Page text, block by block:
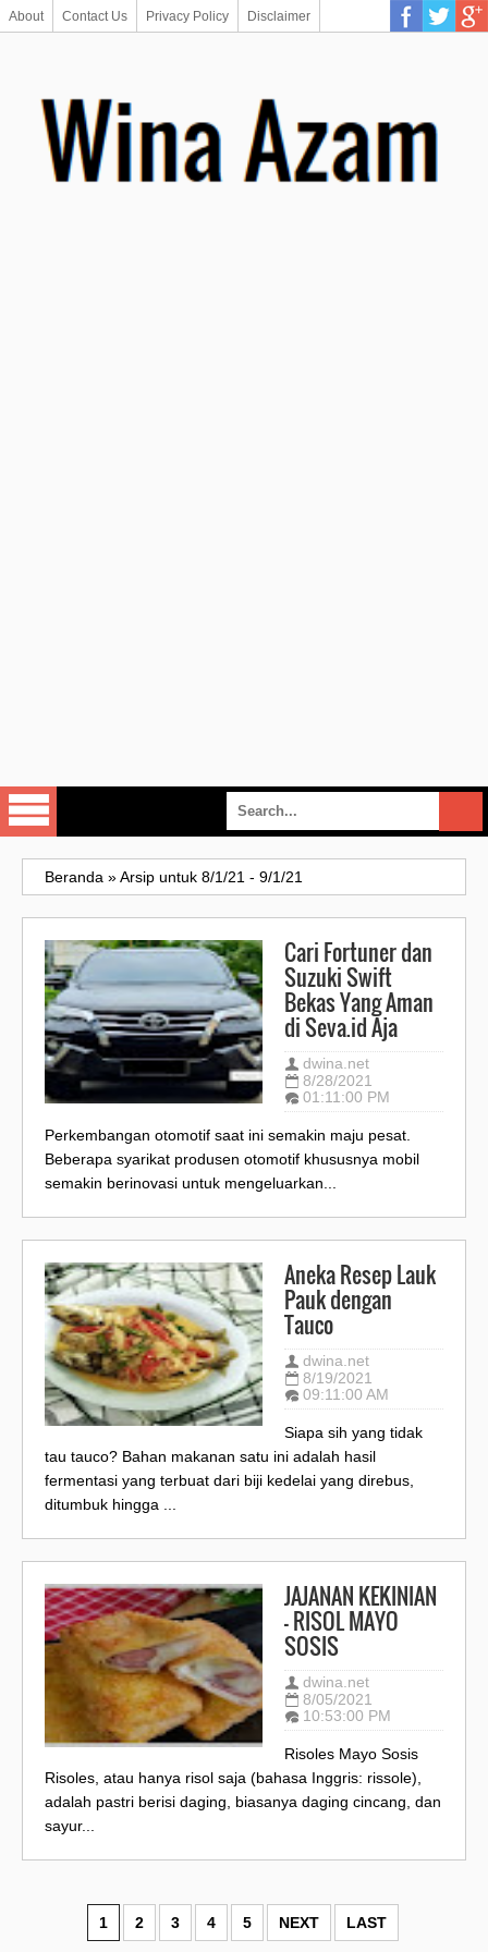
About Contact Us Privacy Policy Disclaimer
Beranda »Arsip untuk 8/1/21 - 9/1/21
Cari Fortuner dan
Suzuki Swift
Bekas Yang Aman
di Seva.id Aja
dwina.net
8/28/2021
01:11:00 PM
Perkembangan otomotif saat ini semakin maju pesat.
Beberapa syarikat produsen otomotif khususnya mobil
semakin berinovasi untuk mengeluarkan...
Aneka Resep Lauk
Pauk dengan
Tauco
dwina.net
8/19/2021
09:11:00 AM
Siapa sih yang tidak
tau tauco? Bahan makanan satu ini adalah hasil
fermentasi yang terbuat dari biji kedelai yang direbus,
ditumbuk hingga ...
JAJANAN KEKINIAN
– RISOL MAYO
SOSIS
dwina.net
8/05/2021
10:53:00 PM
Risoles Mayo Sosis
Risoles, atau hanya risol saja (bahasa Inggris: rissole),
adalah pastri berisi daging, biasanya daging cincang, dan
sayur...
1 2 3 4 5 NEXT LAST